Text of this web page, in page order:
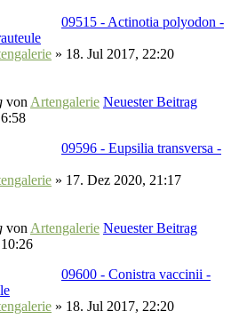
09515 - Actinotia polyodon -
» 18. Jul 2017, 22:20
von Artengalerie Neuester Beitrag
09596 - Eupsilia transversa -
» 17. Dez 2020, 21:17
von Artengalerie Neuester Beitrag
09600 - Conistra vaccinii -
» 18. Jul 2017, 22:20